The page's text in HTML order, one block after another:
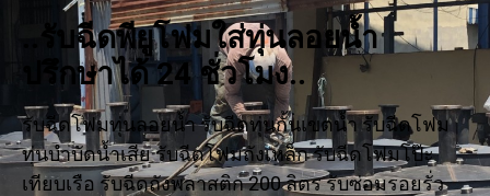
..รับฉีดพียูโฟมใส่ทุ่นลอยน้ำ
ปรึกษาได้ 24 ชั่วโมง..
รับฉีดโฟมทุ่นลอยน้ำ รับฉีดทุ่นกั้นเขตน้ำ รับฉีดโฟม
ทุ่นบำบัดน้ำเสีย รับฉีดโฟมถังเหล็ก รับฉีดโฟมโป๊ะ
เทียบเรือ รับฉีดถังพลาสติก 200 ลิตร รับซ่อมรอยรั่ว